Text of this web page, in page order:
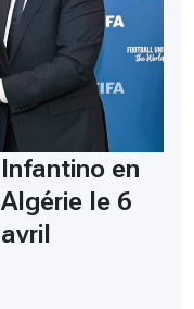
Infantino en
Algérie le 6
avril